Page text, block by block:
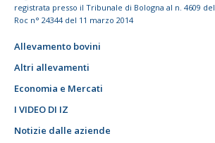
registrata presso il Tribunale di Bologna al n. 4609 del
Roc n° 24344 del 11 marzo 2014
Allevamento bovini
Altri allevamenti
Economia e Mercati
I VIDEO DI IZ
Notizie dalle aziende